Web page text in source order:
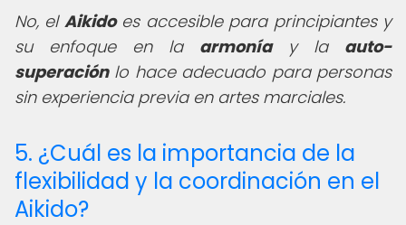
No, el Aikidoes accesible para principiantes y
su enfoque en la armoníay la auto-
superaciónlo hace adecuado para personas
sin experiencia previa en artes marciales.
5. ¿Cuál es la importancia de la
flexibilidad y la coordinación en el
Aikido?